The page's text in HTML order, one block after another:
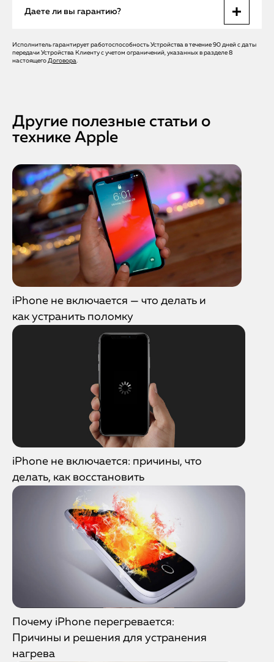
Да. Мы предлагаем бесплатный выезд мастера в Санкт-
Петербурге. 90% проблем решаем на месте.
Даете ли вы гарантию?
Да. Гарантия до 12 месяцев на ремонт и запчасти. При
установке оригинального микрофона — 1 год.
Исполнитель гарантирует работоспособность Устройства в течение 90 дней с даты
передачи Устройства Клиенту с учетом ограничений, указанных в разделе 8
настоящего Договора.
Другие полезные статьи о
технике Apple
iPhone не включается — что делать и
как устранить поломку
iPhone не включается: причины, что
делать, как восстановить
Почему iPhone перегревается:
Причины и решения для устранения
нагрева